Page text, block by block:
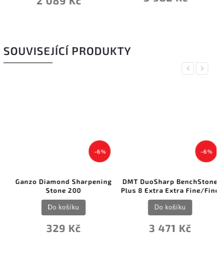
SOUVISEJÍCÍ PRODUKTY
Previous
–6 %
Ganzo Diamond Sharpening
Stone 200
329 Kč
Do košíku
–6 %
DMT DuoSharp BenchStone
Plus 8 Extra Extra Fine/Fine
3 471 Kč
Do košíku
Next